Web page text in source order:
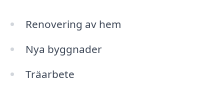
Renovering av hem
Nya byggnader
Träarbete